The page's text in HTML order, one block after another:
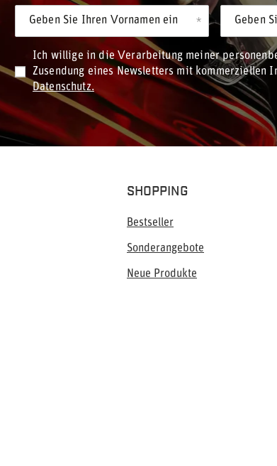
Geben Sie Ihren Vornamen ein Geben
Ich willige in die Verarbeitung meiner
Zusendung eines Newsletters mit kommerziellen
Datenschutz.
SHOPPING
Bestseller
Sonderangebote
Neue Produkte